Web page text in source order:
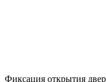
Фиксация открытия